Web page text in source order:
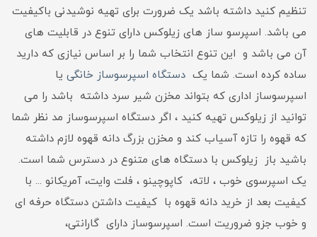
تنظیم کنید داشته باشد یک ضرورت برای تهیه نوشیدنی باکیفیت
می باشد. اسپرسو ساز های زیلوکس دارای تنوع در قابلیت های
آن می باشد و این تنوع انتخاب شما را بر اساس نیازی که دارید
ساده کرده است. شما یک دستگاه اسپرسوساز خانگی یا
اسپرسوساز اداری که بتواند مخزن شیر سرد داشته باشد را می
توانید از زیلوکس تهیه کنید ، اگر دستگاه اسپرسوساز مد نظر شما
که قهوه را تازه آسیاب کند و مخزن بزرگ دانه قهوه لازم داشته
باشید باز زیلوکس با دستگاه های متنوع در دسترس شما است.
یک اسپرسوی خوب ، لاته، کاپوچینو ، فلت وایت، آمریکانو ... با
کیفیت بعد از خرید دانه قهوه با کیفیت داشتن دستگاه حرفه ای
و خوب جزو ضروریت است. اسپرسوساز دارای گارانتی،